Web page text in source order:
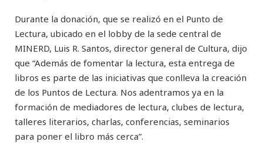
Durante la donación, que se realizó en el Punto de
Lectura, ubicado en el lobby de la sede central de
MINERD, Luis R. Santos, director general de Cultura, dijo
que “Además de fomentar la lectura, esta entrega de
libros es parte de las iniciativas que conlleva la creación
de los Puntos de Lectura. Nos adentramos ya en la
formación de mediadores de lectura, clubes de lectura,
talleres literarios, charlas, conferencias, seminarios
para poner el libro más cerca”.